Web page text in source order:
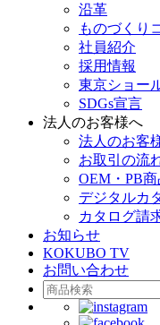
沿革
ものづくり
社員紹介
採用情報
東京ショー
SDGs宣言
法人のお客様へ
法人のお客
お取引の流
OEM・PB
デジタルカ
カタログ請
お知らせ
KOKUBO TV
お問い合わせ